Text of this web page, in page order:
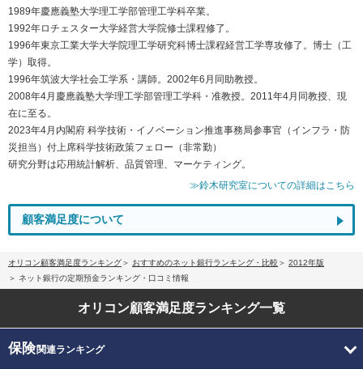
1989年慶應義塾大学理工学部管理工学科卒業。
1992年ロチェスター大学経営大学院修士課程修了。
1996年東京工業大学大学院理工学研究科博士課程経営工学専攻修了。博士（工
学）取得。
1996年筑波大学社会工学系・講師。2002年6月同助教授。
2008年4月慶應義塾大学理工学部管理工学科・准教授。2011年4月同教授、現
在に至る。
2023年4月内閣府 科学技術・イノベーション推進事務局参事官（インフラ・防
災担当）付上席科学技術政策フェロー（非常勤）
研究分野は応用統計解析、品質管理、マーケティング。
≫鈴木研究室についての詳細はこちら
顧客満足度について
オリコン顧客満足度ランキング おすすめのネット銀行ランキング・比較
2012年版
ネット銀行の定期預金ランキング・口コミ情報
オリコン顧客満足度ランキング一覧
保険関連ランキング